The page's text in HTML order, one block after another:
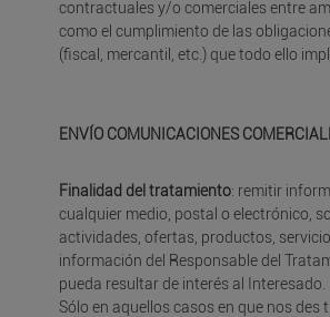
contractuales y/o comerciales entre
como el cumplimiento de las
(fiscal, mercantil, etc.) que todo ello
ENVÍO COMUNICACIONES
Finalidad del tratamiento: remitir
cualquier medio, postal o electrónico,
actividades, ofertas, productos,
información del Responsable del
pueda resultar de interés al Interesado.
Sólo en aquellos casos en que nos des